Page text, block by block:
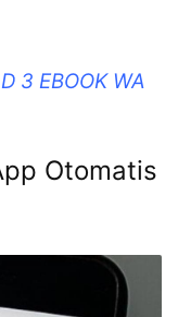
3 EBOOK WA
Otomatis